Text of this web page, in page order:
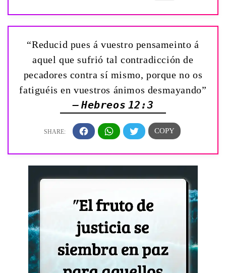
“Reducid pues á vuestro pensameinto á
aquel que sufrió tal contradicción de
pecadores contra sí mismo, porque no os
fatiguéis en vuestros ánimos desmayando”
— Hebreos 12:3